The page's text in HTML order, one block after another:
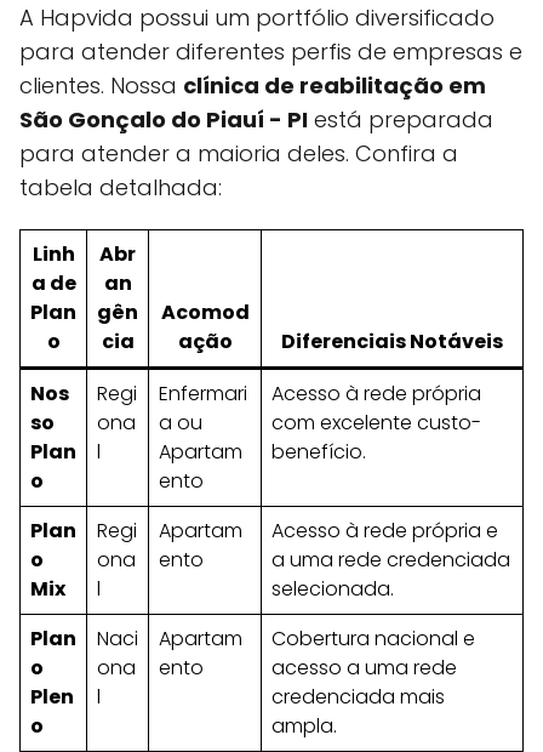
A Hapvida possui um portfólio diversificado
para atender diferentes perfis de empresas e
clientes. Nossa clínica de reabilitação em
São Gonçalo do Piauí - PI está preparada
para atender a maioria deles. Confira a
tabela detalhada:
Linh
a de
Plan
o
Abr
an
gên
cia
Acomod
ação
Diferenciais Notáveis
Nos
so
Plan
o
Regi
ona
l
Enfermari
a ou
Apartam
ento
Acesso à rede própria
com excelente custo-
benefício.
Plan
o
Mix
Regi
ona
l
Apartam
ento
Acesso à rede própria e
a uma rede credenciada
selecionada.
Plan
o
Plen
o
Naci
ona
l
Apartam
ento
Cobertura nacional e
acesso a uma rede
credenciada mais
ampla.